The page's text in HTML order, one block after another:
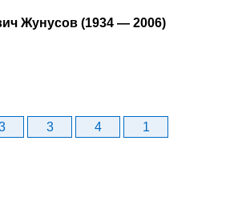
Жунусов (1934 — 2006)
3 4 1